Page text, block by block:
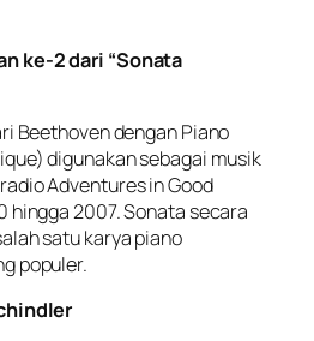
ke-2 dari “Sonata
Beethoven dengan Piano
digunakan sebagai musik
Adventures in Good
hingga 2007. Sonata secara
satu karya piano
populer.